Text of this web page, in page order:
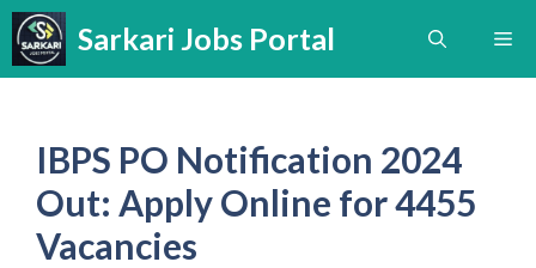
Skip
to
content
Sarkari Jobs Portal
IBPS PO Notification 2024
Out: Apply Online for 4455
Vacancies